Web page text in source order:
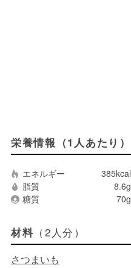
栄養情報（1人あたり）
エネルギー 385kcal
脂質
8.6g
糖質
70g
材料 （2人分）
さつまいも